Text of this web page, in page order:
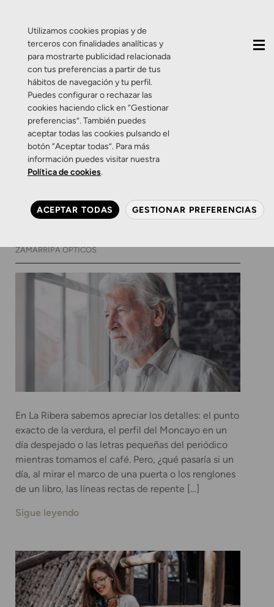
Etiqueta:alimentación
Consejos Salud Visual
Cuando las líneas rectas se
mácula y tus ojos
ZAMARRIPA ÓPTICOS
En La Ribera sabemos apreciar los detalles: el punto
exacto de la verdura, el perfil del Moncayo en un
día despejado o las letras pequeñas del periódico
mientras tomamos el café. Pero, ¿qué pasaría si un
día, al mirar el marco de una puerta o los renglones
de un libro, las líneas rectas de repente […]
Sigue leyendo
Utilizamos cookies propias y de
terceros con finalidades analíticas y
para mostrarte publicidad relacionada
con tus preferencias a partir de tus
hábitos de navegación y tu perfil.
Puedes configurar o rechazar las
cookies haciendo click en “Gestionar
preferencias”. También puedes
aceptar todas las cookies pulsando el
botón “Aceptar todas”. Para más
información puedes visitar nuestra
Política de cookies.
ACEPTAR TODAS GESTIONAR PREFERENCIAS